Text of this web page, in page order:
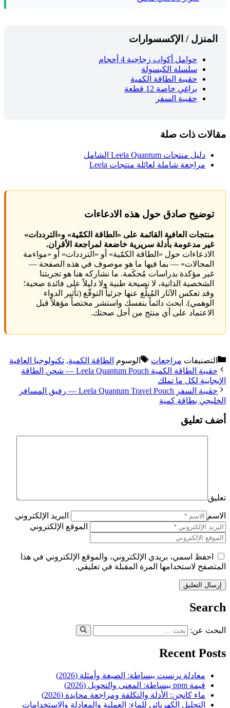
المنزل / الإكسسوارات
حوامل أكواب زجاجية 4 أحجام
سلسلة الكبسولة
حقيبة الطاقة الكمية
براغي خاصة 12 قطعة
حقيبة السفر
مقالات ذات صلة
دليل منتجات Leela Quantum الشامل
مراجعة شاملة لعائلة منتجات Leela
توضيح صادق حول هذه الادعاءات
منتجات العافية القائمة على «الطاقة الكمّية» و«الترددات»
غير مدعومة بأدلة سريرية خاضعة لمراجعة الأقران.
الادعاءات حول «الطاقة الكمّية» أو «الترددات» أو «مواءمة
المجالات» — بما فيها ما هو موصوف في هذه الصفحة —
غير مؤكدة بدراسات مُحكَمة. ما نشاركه هنا هو تجربتنا
الشخصية الذاتية، لا نصيحة طبية ولا دليلاً على فائدة صحية؛
وقد تعكس الآثار المُبلَّغ عنها جزئياً التوقّع (تأثير الدواء
الوهمي). ابحث دائماً بنفسك واستشر مختصاً مؤهلاً قبل
الاعتماد على أي منتج من أجل صحتك.
التصنيفات مراجعات الوسوم الطاقة الكمية, تكنولوجيا العافية
حقيبة الطاقة الكمية Leela Quantum Pouch — شحن الطاقة
الإيجابية لكل ما تملك
حقيبة السفر Leela Quantum Travel Pouch — رفيق المسافر
الخليجي بطاقة كمية
أضف تعليق
تعليق
الاسم
البريد الإلكتروني
الموقع الإلكتروني
احفظ اسمي، بريدي الإلكتروني، والموقع الإلكتروني في هذا
المتصفح لاستخدامها المرة المقبلة في تعليقي.
Search
البحث عن:
Recent Posts
معادلة نرنست ببساطة: الصيغة وأمثلة (2026)
قيمة ppm ببساطة: المعنى والتحويل (2026)
ماء كانجن: الأدلة والتكلفة ومراجعة محايدة (2026)
التحليل الكهربائي للماء: العملية والمعادلة والاستخدامات